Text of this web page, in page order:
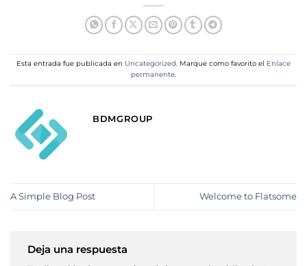
Esta entrada fue publicada en Uncategorized. Marque como favorito el Enlace
permanente.
BDMGROUP
A Simple Blog Post Welcome to Flatsome
Deja una respuesta